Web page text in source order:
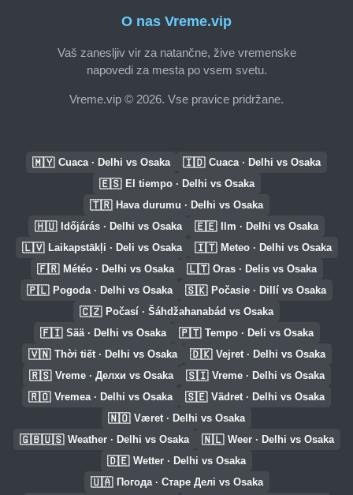
O nas Vreme.vip
Vaš zanesljiv vir za natančne, žive vremenske
napovedi za mesta po vsem svetu.
Vreme.vip © 2026. Vse pravice pridržane.
🇲🇾 Cuaca · Delhi vs Osaka 🇮🇩 Cuaca · Delhi vs Osaka
🇪🇸 El tiempo · Delhi vs Osaka
🇹🇷 Hava durumu · Delhi vs Osaka
🇭🇺 Időjárás · Delhi vs Osaka 🇪🇪 Ilm · Delhi vs Osaka
🇱🇻 Laikapstākļi · Deli vs Osaka 🇮🇹 Meteo · Delhi vs Osaka
🇫🇷 Météo · Delhi vs Osaka 🇱🇹 Oras · Delis vs Osaka
🇵🇱 Pogoda · Delhi vs Osaka 🇸🇰 Počasie · Dillí vs Osaka
🇨🇿 Počasí · Šáhdžahanabád vs Osaka
🇫🇮 Sää · Delhi vs Osaka 🇵🇹 Tempo · Deli vs Osaka
🇻🇳 Thời tiết · Delhi vs Osaka 🇩🇰 Vejret · Delhi vs Osaka
🇷🇸 Vreme · Делхи vs Osaka 🇸🇮 Vreme · Delhi vs Osaka
🇷🇴 Vremea · Delhi vs Osaka 🇸🇪 Vädret · Delhi vs Osaka
🇳🇴 Været · Delhi vs Osaka
🇬🇧🇺🇸 Weather · Delhi vs Osaka 🇳🇱 Weer · Delhi vs Osaka
🇩🇪 Wetter · Delhi vs Osaka
🇺🇦 Погода · Старе Делі vs Osaka